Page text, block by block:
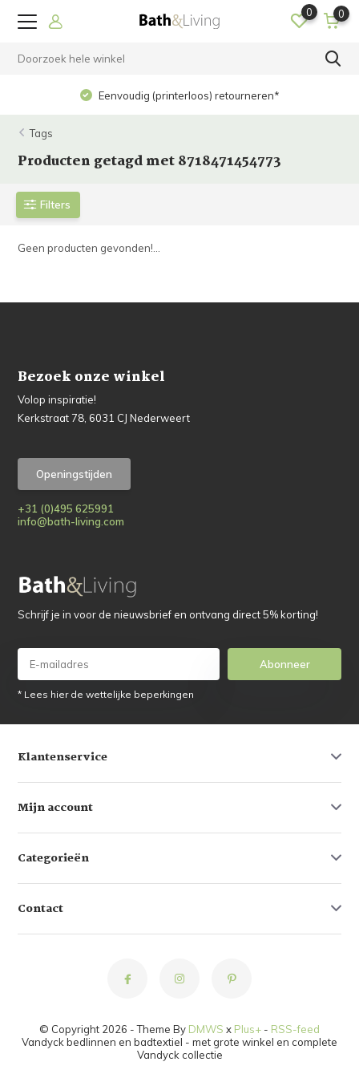
0 0
Eenvoudig (printerloos) retourneren*
Tags
Producten getagd met 8718471454773
Filters
Geen producten gevonden!...
Bezoek onze winkel
Volop inspiratie!
Kerkstraat 78, 6031 CJ Nederweert
Openingstijden
+31 (0)495 625991
info@bath-living.com
Schrijf je in voor de nieuwsbrief en ontvang direct 5% korting!
Abonneer
* Lees hier de wettelijke beperkingen
Klantenservice
Mijn account
Categorieën
Contact
© Copyright 2026 - Theme By DMWS x Plus+ - RSS-feed
Vandyck bedlinnen en badtextiel - met grote winkel en complete
Vandyck collectie